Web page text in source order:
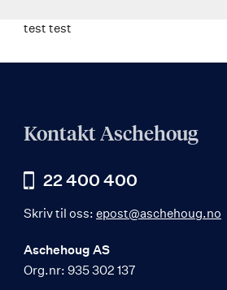
test test
Kontakt Aschehoug
22 400 400
Skriv til oss: epost@aschehoug.no
Aschehoug AS
Org.nr: 935 302 137